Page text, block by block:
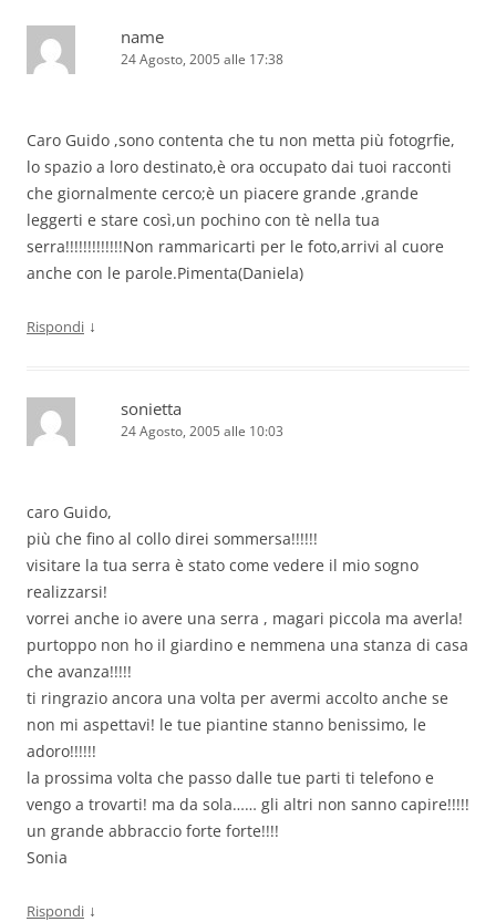
name
24 Agosto, 2005 alle 17:38
Caro Guido ,sono contenta che tu non metta più fotogrfie,
lo spazio a loro destinato,è ora occupato dai tuoi racconti
che giornalmente cerco;è un piacere grande ,grande
leggerti e stare così,un pochino con tè nella tua
serra!!!!!!!!!!!!!Non rammaricarti per le foto,arrivi al cuore
anche con le parole.Pimenta(Daniela)
Rispondi ↓
sonietta
24 Agosto, 2005 alle 10:03
caro Guido,
più che fino al collo direi sommersa!!!!!!
visitare la tua serra è stato come vedere il mio sogno
realizzarsi!
vorrei anche io avere una serra , magari piccola ma averla!
purtoppo non ho il giardino e nemmena una stanza di casa
che avanza!!!!!
ti ringrazio ancora una volta per avermi accolto anche se
non mi aspettavi! le tue piantine stanno benissimo, le
adoro!!!!!!
la prossima volta che passo dalle tue parti ti telefono e
vengo a trovarti! ma da sola…… gli altri non sanno capire!!!!!
un grande abbraccio forte forte!!!!
Sonia
Rispondi ↓